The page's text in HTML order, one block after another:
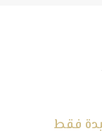
فقط